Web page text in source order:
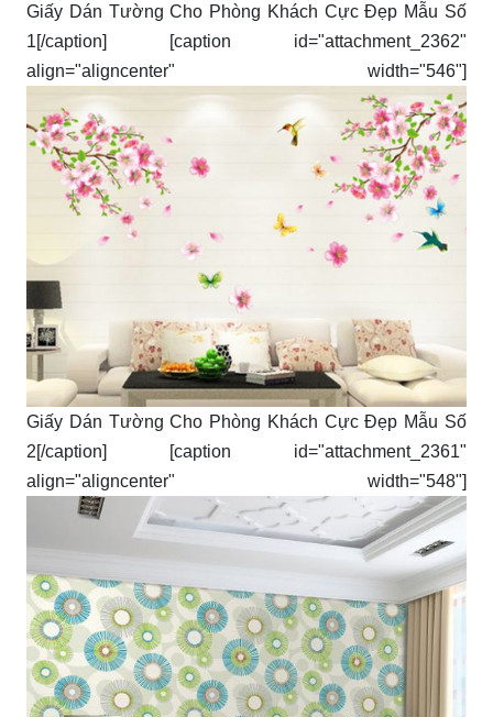
Giấy Dán Tường Cho Phòng Khách Cực Đẹp Mẫu Số
1[/caption] [caption id="attachment_2362"
align="aligncenter" width="546"]
Giấy Dán Tường Cho Phòng Khách Cực Đẹp Mẫu Số
2[/caption] [caption id="attachment_2361"
align="aligncenter" width="548"]